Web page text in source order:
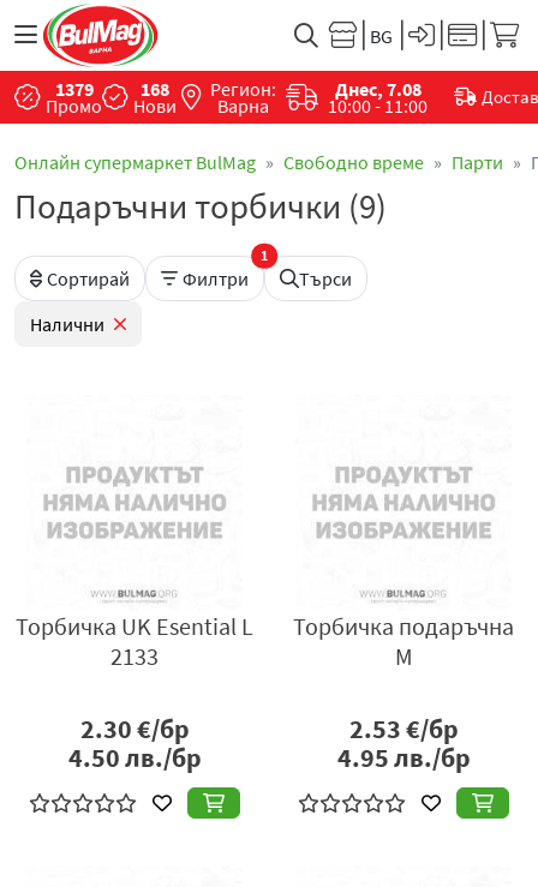
1379
Промо
168
Нови
Регион:
Варна
Днес, 7.08
10:00 - 11:00
Онлайн супермаркет BulMag Свободно време Парти
Подаръчни торбички (9)
Сортирай Филтри
1
Търси
Налични
Торбичка UK Esential L
2133
2.30€/бр
4.50лв./бр
Торбичка подаръчна
M
2.53€/бр
4.95лв./бр